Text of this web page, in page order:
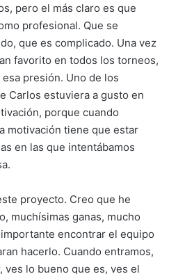
pero el más claro es que
profesional. Que se
que es complicado. Una vez
favorito en todos los torneos,
presión. Uno de los
Carlos estuviera a gusto en
porque cuando
motivación tiene que estar
en las que intentábamos
proyecto. Creo que he
muchísimas ganas, mucho
encontrar el equipo
hacerlo. Cuando entramos,
ves lo bueno que es, ves el